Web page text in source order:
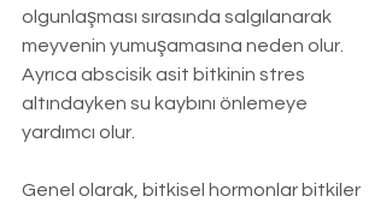
olgunlaşması sırasında salgılanarak
meyvenin yumuşamasına neden olur.
Ayrıca abscisik asit bitkinin stres
altındayken su kaybını önlemeye
yardımcı olur.
Genel olarak, bitkisel hormonlar bitkiler